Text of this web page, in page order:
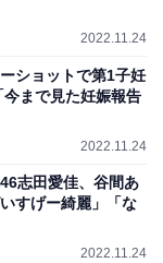
2022.11.24
ショットで第1子妊
まで見た妊娠報告
2022.11.24
志田愛佳、谷間あ
すげー綺麗」「な
2022.11.24